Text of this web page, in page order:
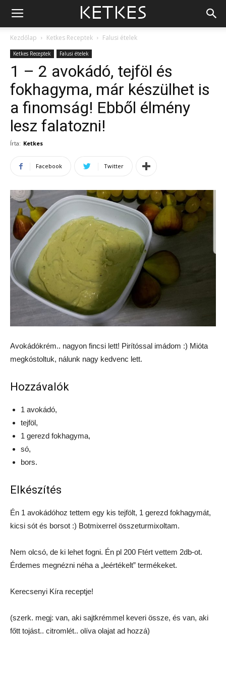
Kezdőlap Ketkes Receptek Falusi ételek
Ketkes Receptek Falusi ételek
1 – 2 avokádó, tejföl és
fokhagyma, már készülhet is
a finomság! Ebből élmény
lesz falatozni!
Írta: Ketkes
Facebook Twitter
Avokádókrém.. nagyon fincsi lett! Pirítóssal imádom :) Mióta
megkóstoltuk, nálunk nagy kedvenc lett.
Hozzávalók
1 avokádó,
tejföl,
1 gerezd fokhagyma,
só,
bors.
Elkészítés
Én 1 avokádóhoz tettem egy kis tejfölt, 1 gerezd fokhagymát,
kicsi sót és borsot :) Botmixerrel összeturmixoltam.
Nem olcsó, de ki lehet fogni. Én pl 200 Ftért vettem 2db-ot.
Érdemes megnézni néha a „leértékelt” termékeket.
Kerecsenyi Kíra receptje!
(szerk. megj: van, aki sajtkrémmel keveri össze, és van, aki
főtt tojást.. citromlét.. olíva olajat ad hozzá)